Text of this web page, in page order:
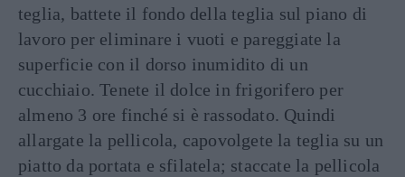
teglia, battete il fondo della teglia sul piano di
lavoro per eliminare i vuoti e pareggiate la
superficie con il dorso inumidito di un
cucchiaio. Tenete il dolce in frigorifero per
almeno 3 ore finché si è rassodato. Quindi
allargate la pellicola, capovolgete la teglia su un
piatto da portata e sfilatela; staccate la pellicola